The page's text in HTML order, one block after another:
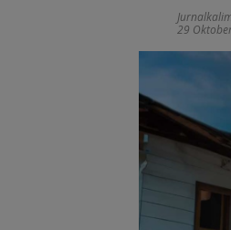
29